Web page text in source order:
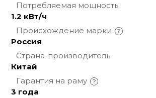
Потребляемая мощность
1.2 кВт/ч
Происхождение марки
Россия
Страна-производитель
Китай
Гарантия на раму
3 года